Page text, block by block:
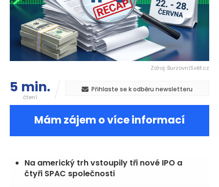
Zdroj: BurzovníSvět.cz
5 min.
čtení
Přihlaste se k odběru newsletteru
Mám zájem o více informací
Na americký trh vstoupily tři nové IPO a
čtyři SPAC společnosti